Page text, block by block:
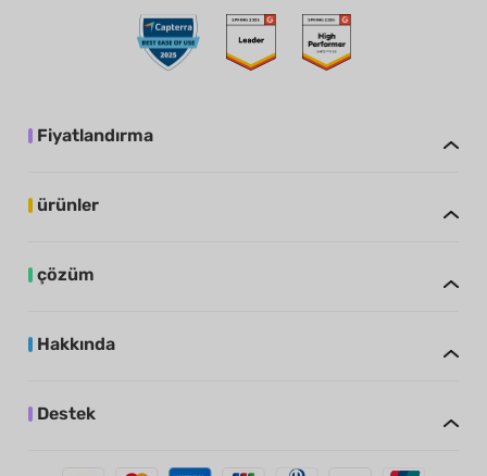
Fiyatlandırma
ürünler
çözüm
Hakkında
Destek